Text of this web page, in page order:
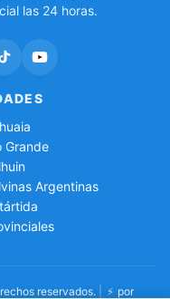
las 24 horas.
Grande
Argentinas
reservados. ⚡ por